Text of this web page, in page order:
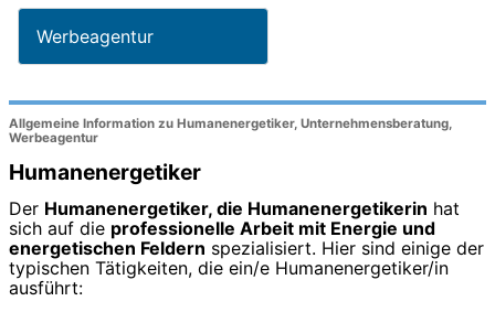
Werbeagentur
Allgemeine Information zu Humanenergetiker, Unternehmensberatung,
Werbeagentur
Humanenergetiker
Der Humanenergetiker, die Humanenergetikerin hat
sich auf die professionelle Arbeit mit Energie und
energetischen Feldern spezialisiert. Hier sind einige der
typischen Tätigkeiten, die ein/e Humanenergetiker/in
ausführt: